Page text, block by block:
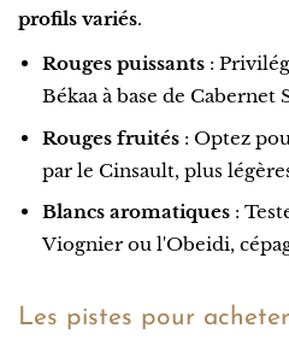
profils variés.
Rouges puissants :
Békaa à base de Cabernet
Rouges fruités : Optez
par le Cinsault, plus
Blancs aromatiques :
Viognier ou l'Obeidi,
Les pistes pour